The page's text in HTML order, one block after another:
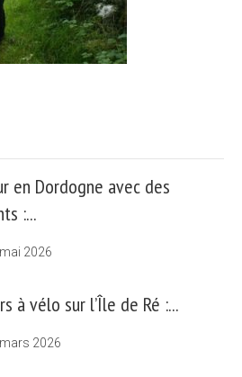
en Dordogne avec des
:...
2026
à vélo sur l’Île de Ré :...
2026